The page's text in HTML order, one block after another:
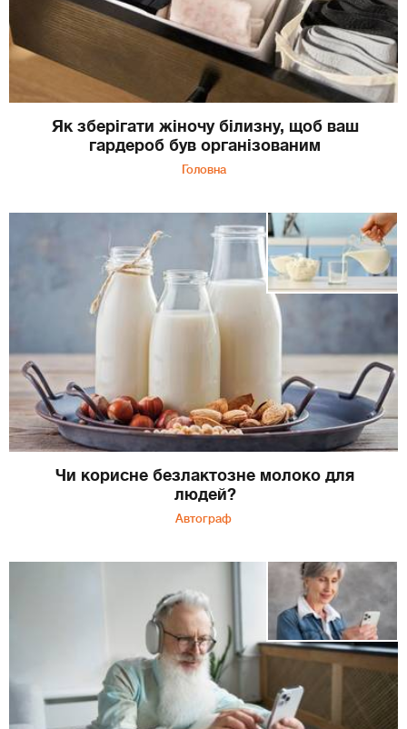
Як зберігати жіночу білизну, щоб ваш
гардероб був організованим
Головна
Чи корисне безлактозне молоко для
людей?
Автограф